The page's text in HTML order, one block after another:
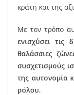
κράτη και της
Με τον τρόπο
ενισχύσει τις
θαλάσσιες
συσχετισμούς
της αυτονομία
ρόλου.